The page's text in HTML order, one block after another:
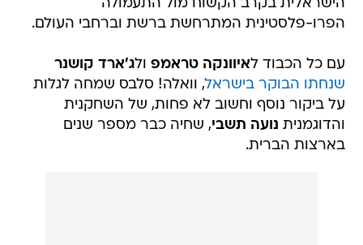
הישראלית בקרב הקשוח מול התעמולה
הפרו-פלסטינית המתרחשת ברשת וברחבי העולם.
עם כל הכבוד לאיוונקה טראמפ ולג'ארד קושנר
שנחתו הבוקר בישראל, וואלה! סלבס שמחה לגלות
על ביקור נוסף וחשוב לא פחות, של השחקנית
והדוגמנית נועה תשבי, שחיה כבר מספר שנים
בארצות הברית.